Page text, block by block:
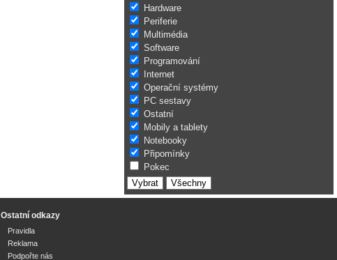
Hardware
Periferie
Multimédia
Software
Programování
Internet
Operační systémy
PC sestavy
Ostatní
Mobily a tablety
Notebooky
Připomínky
Pokec
Ostatní odkazy
Pravidla
Reklama
Podpořte nás